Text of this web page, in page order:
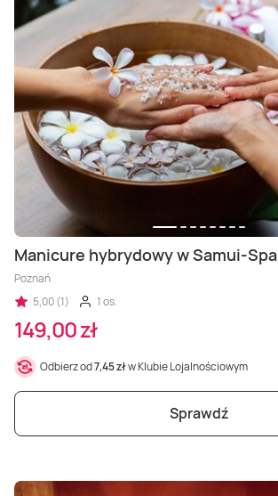
Manicure hybrydowy w Samui-Spa
Poznań
5,00 (1)
1 os.
149,00 zł
Odbierz od7,45 złw Klubie Lojalnościowym
Sprawdź